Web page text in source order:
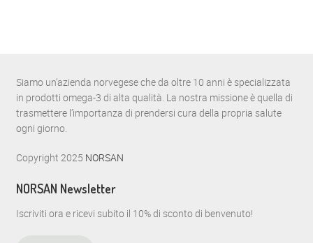
Siamo un’azienda norvegese che da oltre 10 anni è specializzata
in prodotti omega-3 di alta qualità. La nostra missione è quella di
trasmettere l’importanza di prendersi cura della propria salute
ogni giorno.
Copyright 2025 NORSAN
NORSAN Newsletter
Iscriviti ora e ricevi subito il 10% di sconto di benvenuto!